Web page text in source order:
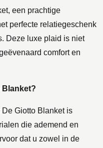
een prachtige
perfecte relatiegeschenk
Deze luxe plaid is niet
comfort en
Blanket?
De Giotto Blanket is
die ademend en
dat u zowel in de